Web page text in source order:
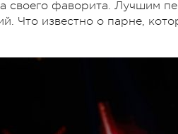
своего фаворита. Лучшим
Что известно о парне,